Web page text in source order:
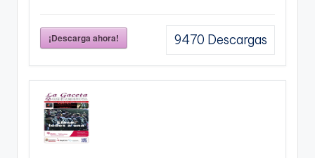
¡Descarga ahora! 9470 Descargas